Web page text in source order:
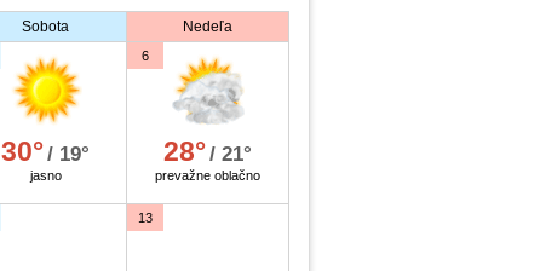
Sobota Nedeľa
30°/ 19°
jasno
6
28°/ 21°
prevažne oblačno
13